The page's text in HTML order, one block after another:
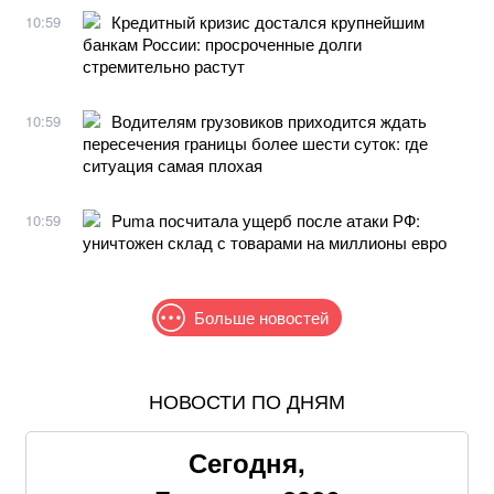
10:59
Кредитный кризис достался крупнейшим
банкам России: просроченные долги
стремительно растут
10:59
Водителям грузовиков приходится ждать
пересечения границы более шести суток: где
ситуация самая плохая
10:59
Puma посчитала ущерб после атаки РФ:
уничтожен склад с товарами на миллионы евро
Больше новостей
Самый полезный десерт для сердца, который легко
Американская модель Алекса Коллинз порадовала
НОВОСТИ ПО ДНЯМ
Сегодня,